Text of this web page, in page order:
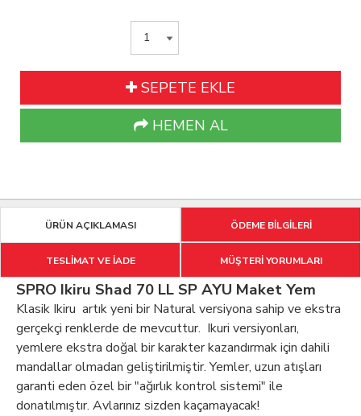
SEPETE EKLE
HEMEN AL
ÜRÜN AÇIKLAMASI ÖDEME BİLGİLERİ
TESLİMAT VE İADE MÜŞTERİ YORUMLARI
SPRO Ikiru Shad 70 LL SP AYU Maket Yem
Klasik Ikiru artık yeni bir Natural versiyona sahip ve ekstra
gerçekçi renklerde de mevcuttur. Ikuri versiyonları,
yemlere ekstra doğal bir karakter kazandırmak için dahili
mandallar olmadan geliştirilmiştir. Yemler, uzun atışları
garanti eden özel bir "ağırlık kontrol sistemi" ile
donatılmıştır. Avlarınız sizden kaçamayacak!